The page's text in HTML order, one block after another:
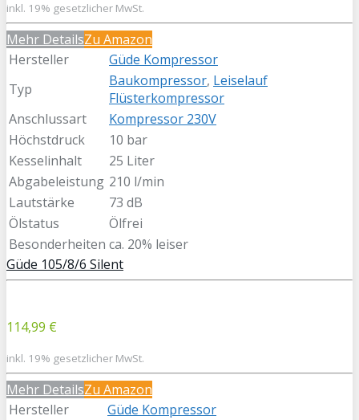
inkl. 19% gesetzlicher MwSt.
Mehr DetailsZu Amazon
Hersteller
Güde Kompressor
Typ
Baukompressor, Leiselauf
Flüsterkompressor
Anschlussart
Kompressor 230V
Höchstdruck
10 bar
Kesselinhalt
25 Liter
Abgabeleistung 210 l/min
Lautstärke
73 dB
Ölstatus
Ölfrei
Besonderheiten ca. 20% leiser
Güde 105/8/6 Silent
114,99 €
inkl. 19% gesetzlicher MwSt.
Mehr DetailsZu Amazon
Hersteller
Güde Kompressor